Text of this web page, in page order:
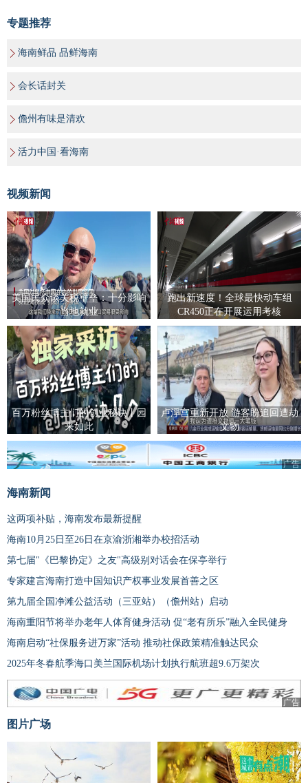
专题推荐
海南鲜品 品鲜海南
会长话封关
儋州有味是清欢
活力中国·看海南
视频新闻
美国民众谈关税壁垒：十分影响
当地就业
跑出新速度！全球最快动车组
CR450正在开展运用考核
百万粉丝博主们的创业秘诀丨园
来如此
卢浮宫重新开放 游客盼追回遭劫
文物
广告
海南新闻
这两项补贴，海南发布最新提醒
海南10月25日至26日在京渝浙湘举办校招活动
第七届"《巴黎协定》之友"高级别对话会在保亭举行
专家建言海南打造中国知识产权事业发展首善之区
第九届全国净滩公益活动（三亚站）（儋州站）启动
海南重阳节将举办老年人体育健身活动 促“老有所乐”融入全民健身
海南启动“社保服务进万家”活动 推动社保政策精准触达民众
2025年冬春航季海口美兰国际机场计划执行航班超9.6万架次
广告
图片广场